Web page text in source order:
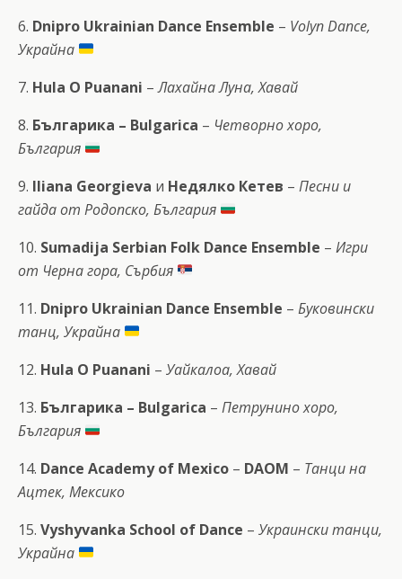
6. Dnipro Ukrainian Dance Ensemble – Volyn Dance,
Украйна
7. Hula O Puanani –Лахайна Луна, Хавай
8. Българика – Bulgarica – Четворно хоро,
България
9. Iliana Georgieva и Недялко Кетев – Песни и
гайда от Родопско, България
10. Sumadija Serbian Folk Dance Ensemble – Игри
от Черна гора, Сърбия
11. Dnipro Ukrainian Dance Ensemble – Буковински
танц, Украйна
12. Hula O Puanani – Уайкалоа, Хавай
13. Българика – Bulgarica – Петрунино хоро,
България
14. Dance Academy of Mexico – DAOM – Танци на
Ацтек, Мексико
15. Vyshyvanka School of Dance – Украински танци,
Украйна